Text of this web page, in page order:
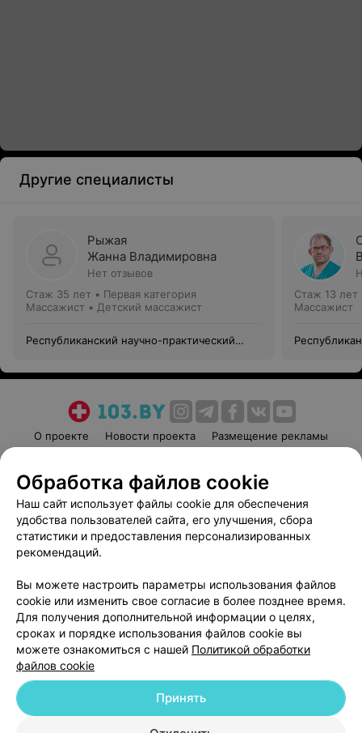
Другие специалисты
Рыжая
Жанна Владимировна
Нет отзывов
Стаж 35 лет • Первая категория
Массажист • Детский массажист
Республиканский научно-практический
Стаж 13 лет
Массажист
О проекте Новости проекта
Размещение рекламы
Пользовательское соглашение
Способы оплаты
Вакансии
Партнеры
Написать руководителю 103.by
Обработка персональных данных
© 2026 ООО «Артокс Лаб», УНП 191700409
| 220012, Республика Беларусь,
Обработка файлов cookie
Наш сайт использует файлы cookie для обеспечения
удобства пользователей сайта, его улучшения, сбора
статистики и предоставления персонализированных
рекомендаций.
Вы можете настроить параметры использования файлов
cookie или изменить свое согласие в более позднее время.
Для получения дополнительной информации о целях,
сроках и порядке использования файлов cookie вы
можете ознакомиться с нашей Политикой обработки
файлов cookie
Принять